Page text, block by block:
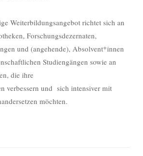
Weiterbildungsangebot richtet sich an
Forschungsdezernaten,
und (angehende), Absolvent*innen
Studiengängen sowie an
die ihre
verbessern und sich intensiver mit
möchten.